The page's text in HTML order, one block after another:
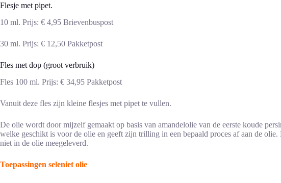
Flesje met pipet.
10 ml. Prijs: € 4,95 Brievenbuspost
30 ml. Prijs: € 12,50 Pakketpost
Fles met dop (groot verbruik)
Fles 100 ml. Prijs: € 34,95 Pakketpost
Vanuit deze fles zijn kleine flesjes met pipet te vullen.
De olie wordt door mijzelf gemaakt op basis van amandelolie van de eerste koude
welke geschikt is voor de olie en geeft zijn trilling in een bepaald proces af aan de
niet in de olie meegeleverd.
Toepassingen seleniet olie